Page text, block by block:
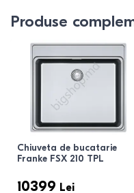
Produse
Chiuveta de bucatarie
Franke FSX 210 TPL
10399 Lei